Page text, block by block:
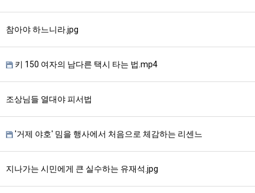
참아야 하느니라.jpg
키 150 여자의 남다른 택시 타는 법.mp4
조상님들 열대야 피서법
'거제 야호' 밈을 행사에서 처음으로 체감하는 리센느
지나가는 시민에게 큰 실수하는 유재석.jpg